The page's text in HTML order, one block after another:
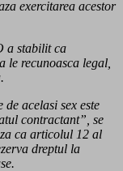
exercitarea acestor
a stabilit ca
le recunoasca legal,
acelasi sex este
contractant”, se
ca articolul 12 al
dreptul la